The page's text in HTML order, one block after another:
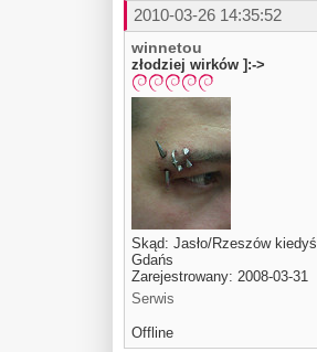
2010-03-26 14:35:52
winnetou
złodziej wirków ]:->
Skąd: Jasło/Rzeszów kiedyś
Gdańs
Zarejestrowany: 2008-03-31
Serwis
Offline